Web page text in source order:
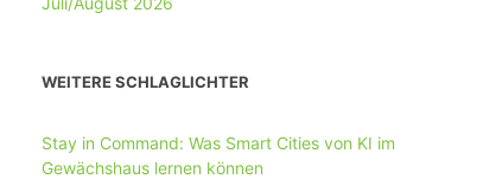
WEITERE SCHLAGLICHTER
Stay in Command: Was Smart Cities von KI im
Gewächshaus lernen können